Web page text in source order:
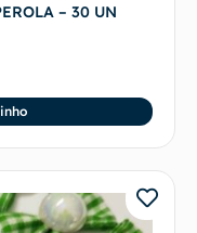
– 30 UN